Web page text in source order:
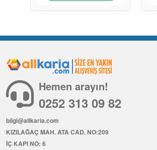
Hemen arayın!
0252 313 09 82
bilgi@allkaria.com
KIZILAĞAÇ MAH. ATA CAD. NO:209
İÇ KAPI NO: 6